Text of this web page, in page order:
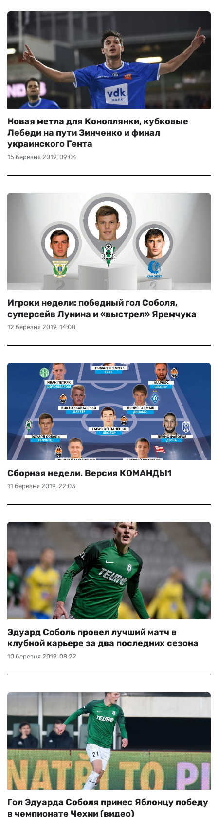
15 березня 2019, 09:04
Новая метла для Коноплянки, кубковые
Лебеди на пути Зинченко и финал
украинского Гента
12 березня 2019, 14:00
Игроки недели: победный гол Соболя,
суперсейв Лунина и «выстрел» Яремчука
11 березня 2019, 22:03
Сборная недели. Версия КОМАНДЫ1
10 березня 2019, 08:22
Эдуард Соболь провел лучший матч в
клубной карьере за два последних сезона
Гол Эдуарда Соболя принес Яблонцу победу
в чемпионате Чехии (видео)